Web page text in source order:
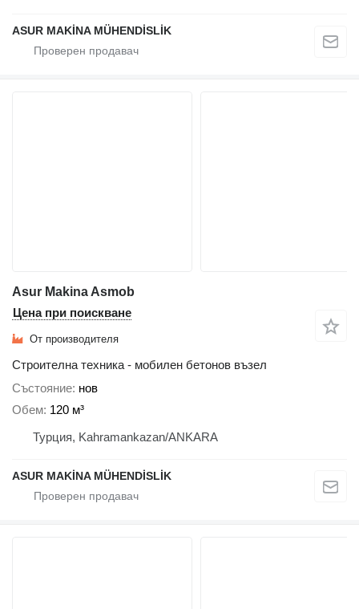
ASUR MAKİNA MÜHENDİSLİK
Asur Makina Asmob
Цена при поискване
От производителя
Строителна техника - мобилен бетонов възел
Състояние нов
Обем 120 м³
Турция, Kahramankazan/ANKARA
ASUR MAKİNA MÜHENDİSLİK